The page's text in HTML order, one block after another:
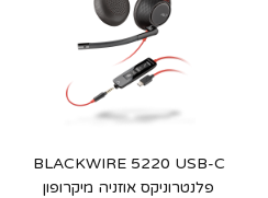
BLACKWIRE 5220 USB-C
פלנטרוניקס אוזניה מיקרופון